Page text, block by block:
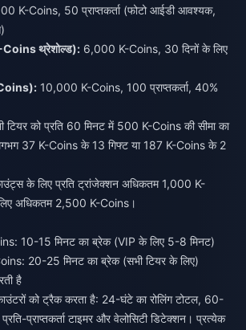
K-Coins, 50 प्राप्तकर्ता (फोटो आईडी आवश्यक,
Coins थ्रेशोल्ड): 6,000 K-Coins, 30 दिनों के लिए
10,000 K-Coins, 100 प्राप्तकर्ता, 40%
टियर को प्रति 60 मिनट में 500 K-Coins की सीमा का
37 K-Coins के 13 गिफ्ट या 187 K-Coins के 2
के लिए प्रति ट्रांजेक्शन अधिकतम 1,000 K-
अधिकतम 2,500 K-Coins।
10-15 मिनट का ब्रेक (VIP के लिए 5-8 मिनट)
20-25 मिनट का ब्रेक (सभी टियर के लिए)
है
को ट्रैक करता है: 24-घंटे का रोलिंग टोटल, 60-
प्रति-प्राप्तकर्ता टाइमर और वेलोसिटी डिटेक्शन। प्रत्येक